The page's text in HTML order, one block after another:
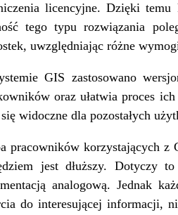
licencyjne. Dzięki
tego typu rozwiązania
uwzględniając różne
GIS zastosowano
oraz ułatwia proces
widoczne dla pozostałych
pracowników korzystających z
jest dłuższy. Dotyczy
analogową. Jednak
do interesującej informacji,